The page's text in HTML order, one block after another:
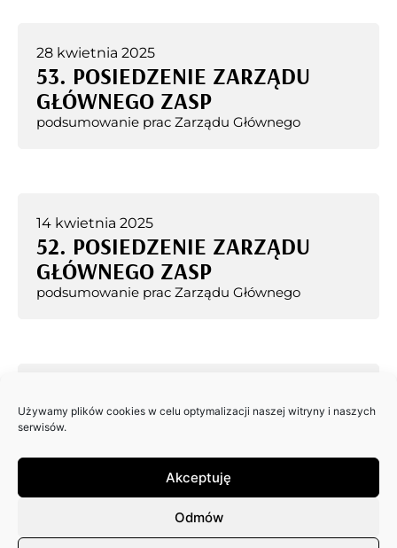
Używamy plików cookies w celu optymalizacji naszej witryny i naszych
serwisów.
Akceptuję
Odmów
28 kwietnia 2025
53. POSIEDZENIE ZARZĄDU
GŁÓWNEGO ZASP
podsumowanie prac Zarządu Głównego
14 kwietnia 2025
52. POSIEDZENIE ZARZĄDU
GŁÓWNEGO ZASP
podsumowanie prac Zarządu Głównego
51. POSIEDZENIE ZARZĄDU
podsumowanie prac Zarządu Głównego